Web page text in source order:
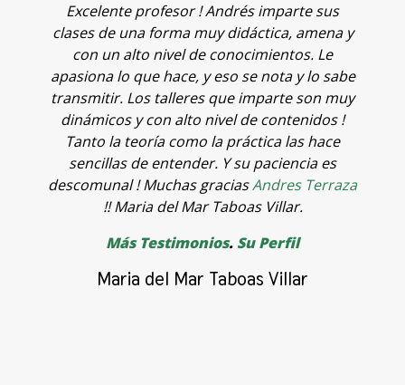
Excelente profesor ! Andrés imparte sus
clases de una forma muy didáctica, amena y
con un alto nivel de conocimientos. Le
apasiona lo que hace, y eso se nota y lo sabe
transmitir. Los talleres que imparte son muy
dinámicos y con alto nivel de contenidos !
Tanto la teoría como la práctica las hace
sencillas de entender. Y su paciencia es
descomunal ! Muchas graciasAndres Terraza
!! Maria del Mar Taboas Villar.
Más Testimonios. Su Perfil
Maria del Mar Taboas Villar